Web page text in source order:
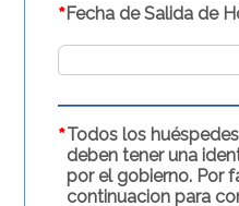
*Fecha de Salida de
*Todos los
deben tener una
por el gobierno. Por
continuacion para